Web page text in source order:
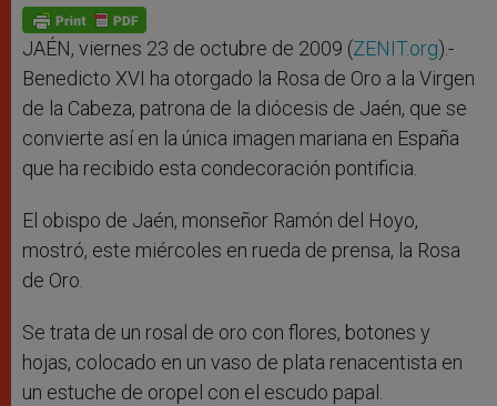
p
p
g
e
r
o
k
JAÉN, viernes 23 de octubre de 2009 (ZENIT.org).-
Benedicto XVI ha otorgado la Rosa de Oro a la Virgen
de la Cabeza, patrona de la diócesis de Jaén, que se
convierte así en la única imagen mariana en España
que ha recibido esta condecoración pontificia.
El obispo de Jaén, monseñor Ramón del Hoyo,
mostró, este miércoles en rueda de prensa, la Rosa
de Oro.
Se trata de un rosal de oro con flores, botones y
hojas, colocado en un vaso de plata renacentista en
un estuche de oropel con el escudo papal.